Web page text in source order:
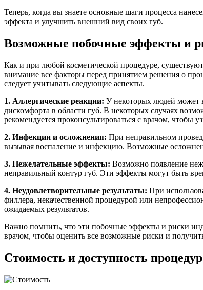
Теперь, когда вы знаете основные шаги процесса
эффекта и улучшить внешний вид своих губ.
Возможные побочные эффекты и
Как и при любой косметической процедуре,
внимание все факторы перед принятием решения о
следует учитывать следующие аспекты.
1. Аллергические реакции: У некоторых людей может
дискомфорта в области губ. В некоторых случаях
рекомендуется проконсультироваться с врачом, чтобы
2. Инфекции и осложнения: При неправильном
вызывая воспаление и инфекцию. Возможные
3. Нежелательные эффекты: Возможно появление
неправильный контур губ. Эти эффекты могут быть
4. Неудовлетворительные результаты: При
филлера, некачественной процедурой или
ожидаемых результатов.
Важно помнить, что эти побочные эффекты и риски
врачом, чтобы оценить все возможные риски и
Стоимость и доступность